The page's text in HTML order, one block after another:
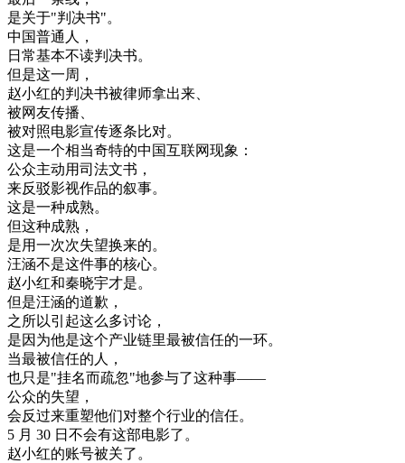
是关于"判决书"。
中国普通 人 ，
日常基本不读判决书。
但是这一周 ，
赵小红的判决书被律师拿出来、
被网友传播、
被对照电影宣传逐条比对。
这是一个相当奇特的中国互联网现象 ：
公众主动用司法文书 ，
来反驳影视作品的叙事。
这是一种成熟。
但这种成熟 ，
是用一次次失望换来的。
汪涵不是这件事的核心。
赵小红和秦晓宇才是。
但是汪涵的道歉 ，
之所以引起这么多讨论 ，
是因为他是这个产业链里最被信任的一环。
当最被信任的人 ，
也只是"挂名而疏忽"地参与了这种事——
公众的失望 ，
会反过来重塑他们对整个行业的信任。
5 月 30 日 不会有这部电影了。
赵小红的账号被关了。